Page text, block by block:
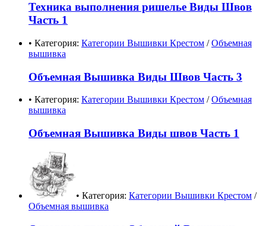
Техника выполнения ришелье Виды Швов
Часть 1
• Категория: Категории Вышивки Крестом /Объемная
вышивка
Объемная Вышивка Виды Швов Часть 3
• Категория: Категории Вышивки Крестом /Объемная
вышивка
Объемная Вышивка Виды швов Часть 1
• Категория: Категории Вышивки Крестом /
Объемная вышивка